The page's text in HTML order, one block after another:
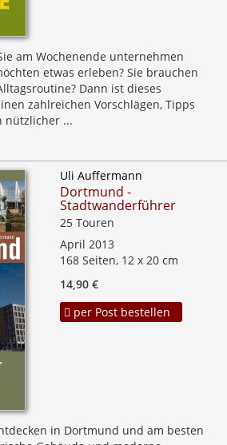
am Wochenende unternehmen
etwas erleben? Sie brauchen
Dann ist dieses
zahlreichen Vorschlägen, Tipps
nützlicher ...
Uli Auffermann
Dortmund -
Stadtwanderführer
25 Touren
April 2013
168 Seiten, 12 x 20 cm
14,90 €
per Post bestellen
in Dortmund und am besten